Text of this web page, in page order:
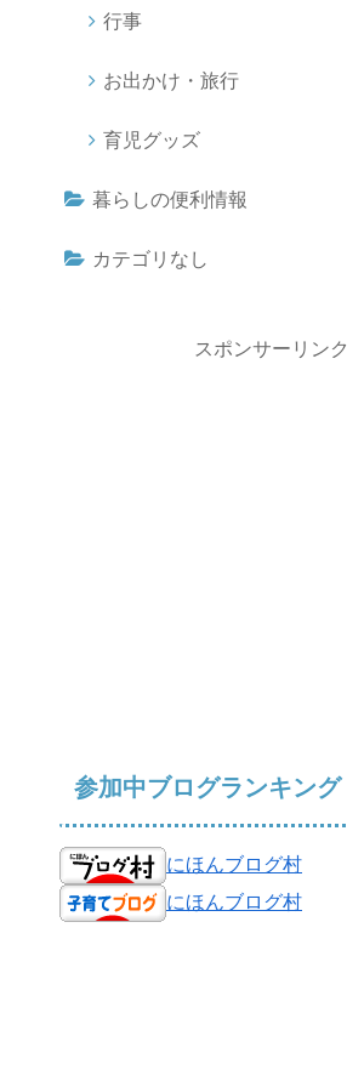
行事
お出かけ・旅行
育児グッズ
暮らしの便利情報
カテゴリなし
スポンサーリンク
参加中ブログランキング
にほんブログ村
にほんブログ村